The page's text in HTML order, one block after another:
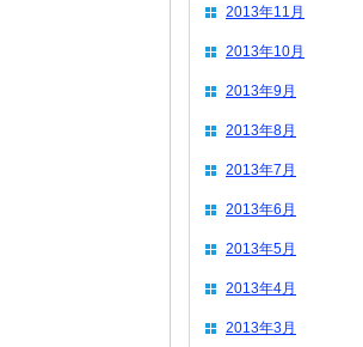
2013年11月
2013年10月
2013年9月
2013年8月
2013年7月
2013年6月
2013年5月
2013年4月
2013年3月